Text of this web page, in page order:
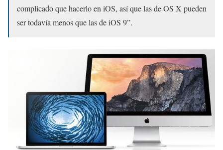
complicado que hacerlo en iOS, así que las de OS X pueden
ser todavía menos que las de iOS 9”.